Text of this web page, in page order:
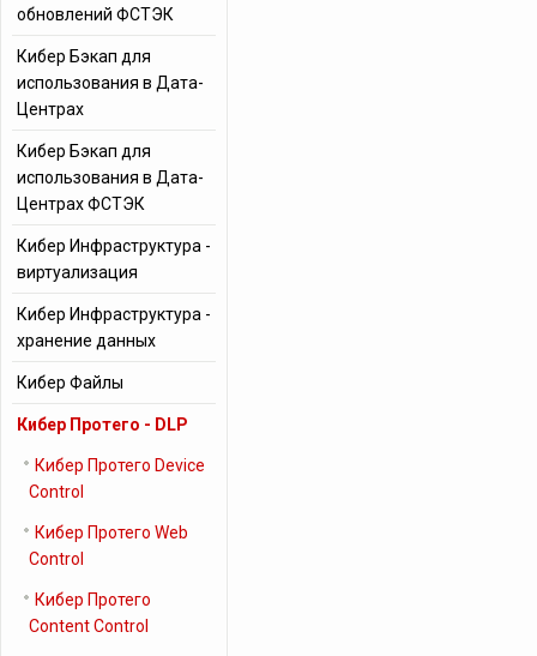
обновлений ФСТЭК
Кибер Бэкап для
использования в Дата-
Центрах
Кибер Бэкап для
использования в Дата-
Центрах ФСТЭК
Кибер Инфраструктура -
виртуализация
Кибер Инфраструктура -
хранение данных
Кибер Файлы
Кибер Протего - DLP
Кибер Протего Device
Control
Кибер Протего Web
Control
Кибер Протего
Content Control